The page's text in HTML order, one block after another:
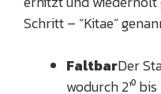
Schritt – “Kitae”
FaltbarDer
wodurch 2¹⁰